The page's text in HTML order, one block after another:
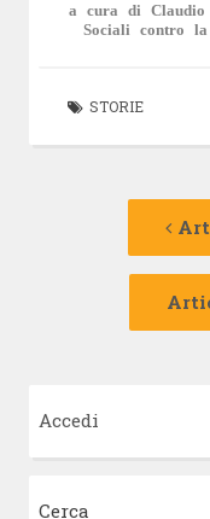
a cura di Claudio
Sociali contro
STORIE
Accedi
Cerca